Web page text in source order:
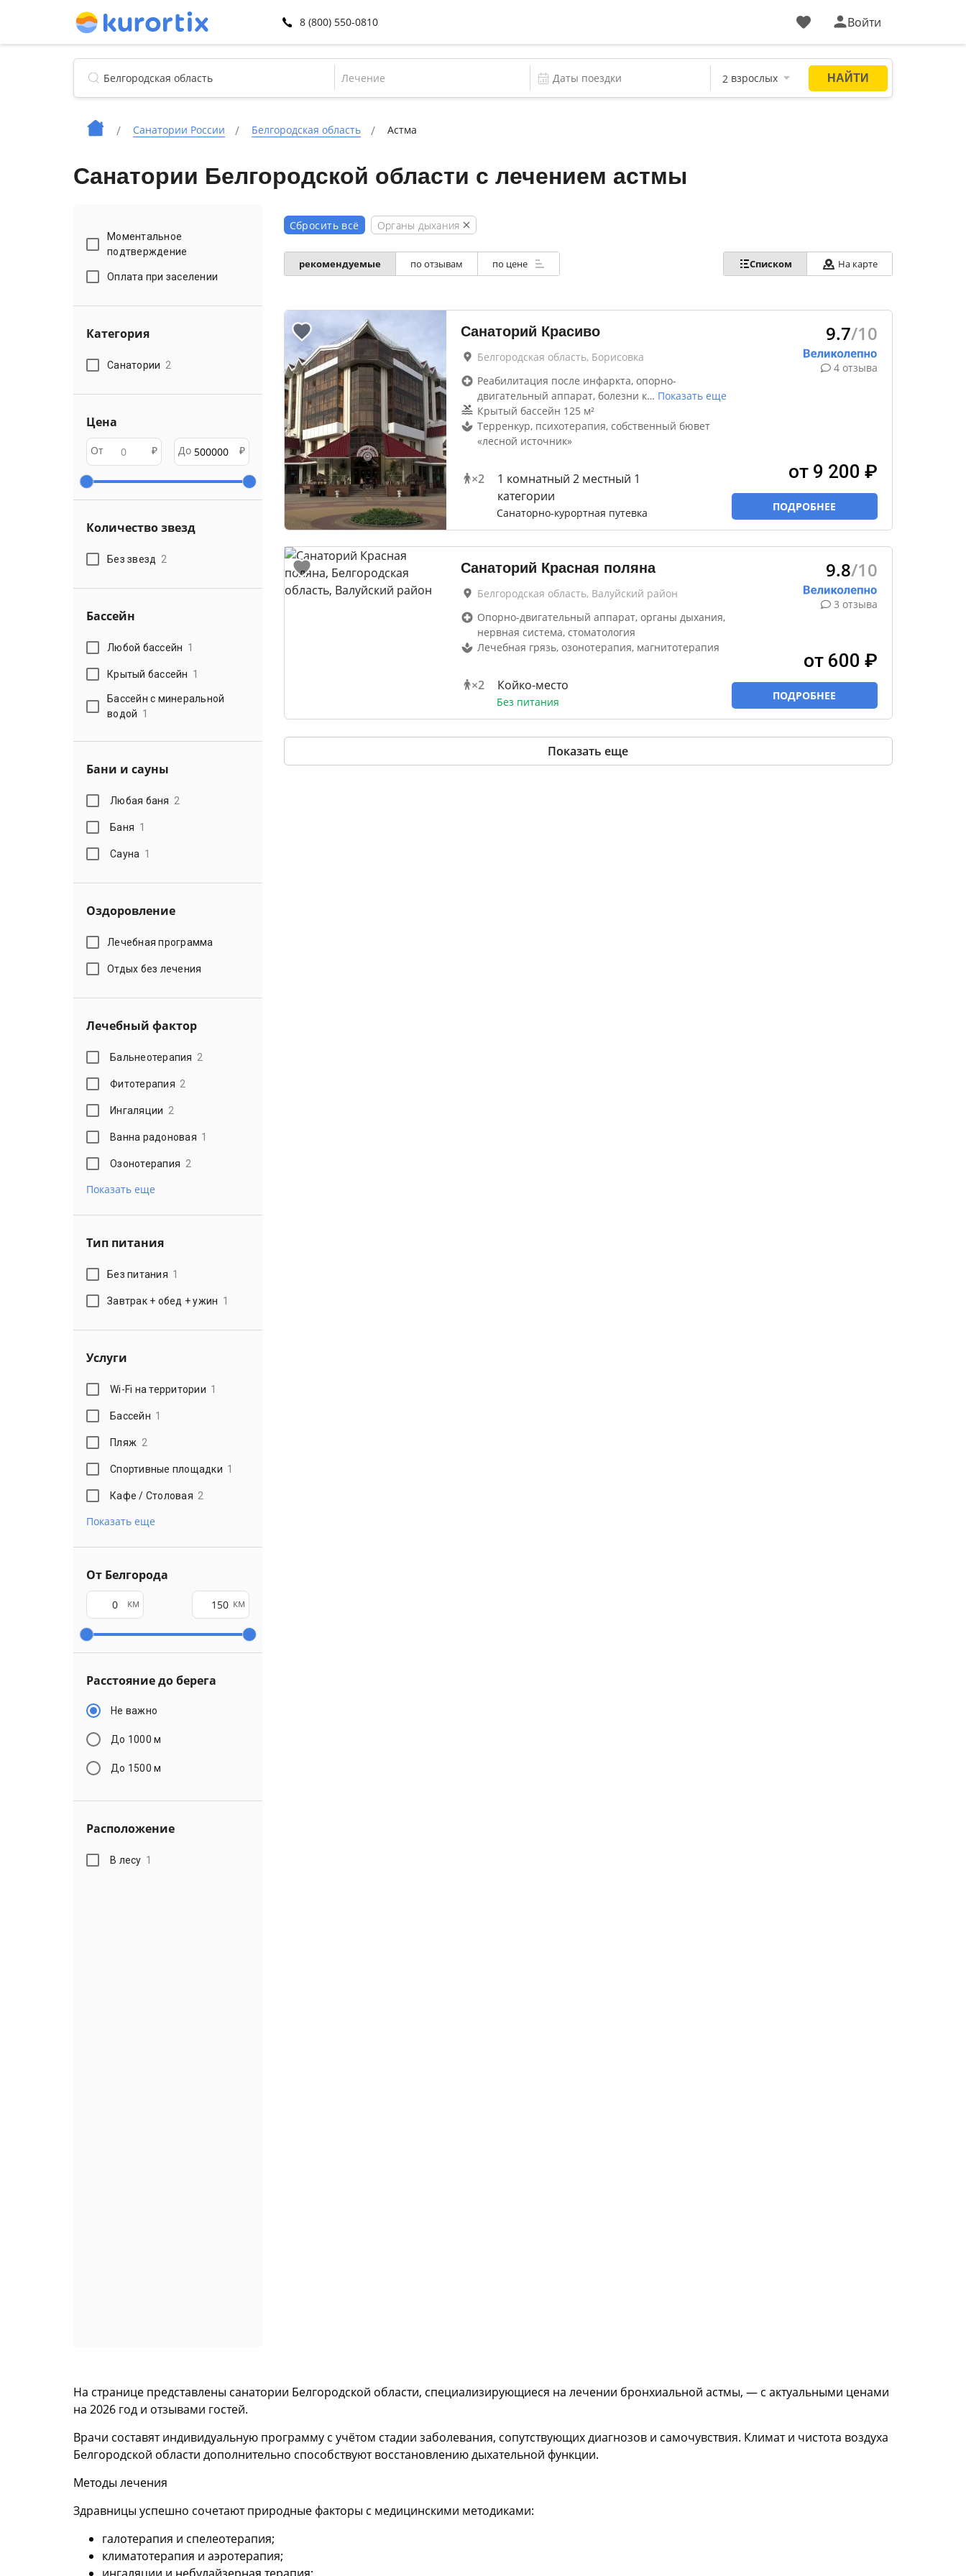
8 (800) 550-0810 Войти
Лечение
Санатории России Белгородская область Астма
Санатории Белгородской области с лечением астмы
Моментальное
подтверждение
Оплата при заселении
Категория
Санатории 2
Цена
От ₽ До ₽
Количество звезд
Без звезд 2
Бассейн
Любой бассейн 1
Крытый бассейн 1
Бассейн с минеральной
водой 1
Бани и сауны
Любая баня 2
Баня 1
Сауна 1
Оздоровление
Лечебная программа
Отдых без лечения
Лечебный фактор
Бальнеотерапия 2
Фитотерапия 2
Ингаляции 2
Ванна радоновая 1
Озонотерапия 2
Показать еще
Тип питания
Без питания 1
Завтрак + обед + ужин 1
Услуги
Wi-Fi на территории 1
Бассейн 1
Пляж 2
Спортивные площадки 1
Кафе / Столовая 2
Показать еще
От Белгорода
км км
Расстояние до берега
Не важно
До 1000 м
До 1500 м
Расположение
В лесу 1
Сбросить всё Органы дыхания
рекомендуемые по отзывам по цене Списком На карте
Санаторий Красиво
Белгородская область, Борисовка
Реабилитация после инфаркта, опорно-
двигательный аппарат, болезни к… Показать еще
Крытый бассейн 125 м²
Терренкур, психотерапия, собственный бювет
«лесной источник»
×2
1 комнатный 2 местный 1
категории
Санаторно-курортная путевка
9.7/10
4 отзыва
от 9 200 ₽
ПОДРОБНЕЕ
Санаторий Красная поляна
Белгородская область, Валуйский район
Опорно-двигательный аппарат, органы дыхания,
нервная система, стоматология
Лечебная грязь, озонотерапия, магнитотерапия
×2 Койко-место
Без питания
9.8/10
3 отзыва
от 600 ₽
ПОДРОБНЕЕ
Показать еще
На странице представлены санатории Белгородской области, специализирующиеся на лечении бронхиальной астмы, — с актуальными ценами
на 2026 год и отзывами гостей.
Врачи составят индивидуальную программу с учётом стадии заболевания, сопутствующих диагнозов и самочувствия. Климат и чистота воздуха
Белгородской области дополнительно способствуют восстановлению дыхательной функции.
Методы лечения
Здравницы успешно сочетают природные факторы с медицинскими методиками:
галотерапия и спелеотерапия;
климатотерапия и аэротерапия;
ингаляции и небулайзерная терапия;